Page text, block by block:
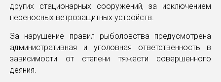
других стационарных сооружений, за исключением
переносных ветрозащитных устройств.
За нарушение правил рыболовства предусмотрена
административная и уголовная ответственность в
зависимости от степени тяжести совершенного
деяния.